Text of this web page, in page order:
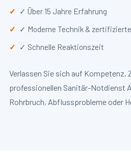
✓ Über 15 Jahre Erfahrung
✓ Moderne Technik &
✓ Schnelle Reaktionszeit
Verlassen Sie sich auf Kompetenz,
professionellen Sanitär-Notdienst
Rohrbruch, Abflussprobleme oder